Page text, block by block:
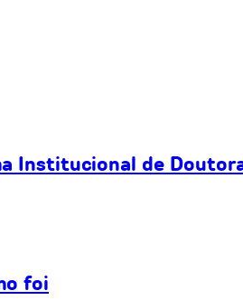
Institucional de
foi